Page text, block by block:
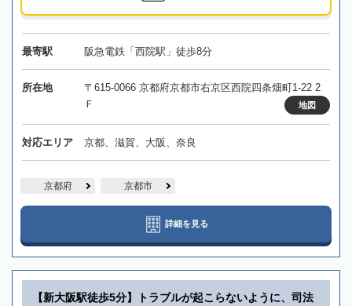
最寄駅 阪急電鉄「西院駅」徒歩8分
所在地
〒615-0066 京都府京都市右京区西院四条畑町1-22 2
Ｆ
地図
対応エリア 京都、滋賀、大阪、奈良
京都府 京都市
詳細を見る
【新大阪駅徒歩5分】トラブルが起こらないように、司法